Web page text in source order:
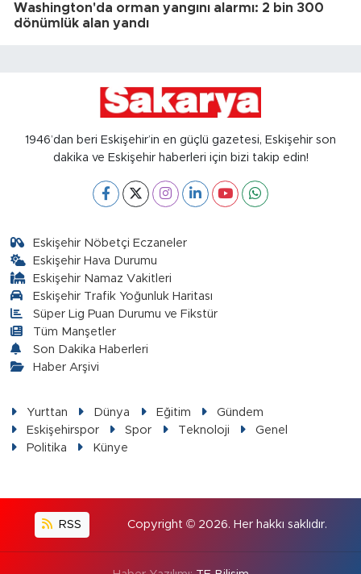
Washington'da orman yangını alarmı: 2 bin 300
dönümlük alan yandı
1946’dan beri Eskişehir’in en güçlü gazetesi, Eskişehir son
dakika ve Eskişehir haberleri için bizi takip edin!
Eskişehir Nöbetçi Eczaneler
Eskişehir Hava Durumu
Eskişehir Namaz Vakitleri
Eskişehir Trafik Yoğunluk Haritası
Süper Lig Puan Durumu ve Fikstür
Tüm Manşetler
Son Dakika Haberleri
Haber Arşivi
Yurttan Dünya Eğitim
Gündem
Eskişehirspor
Spor Teknoloji
Genel
Politika
Künye
RSS Copyright © 2026. Her hakkı saklıdır.